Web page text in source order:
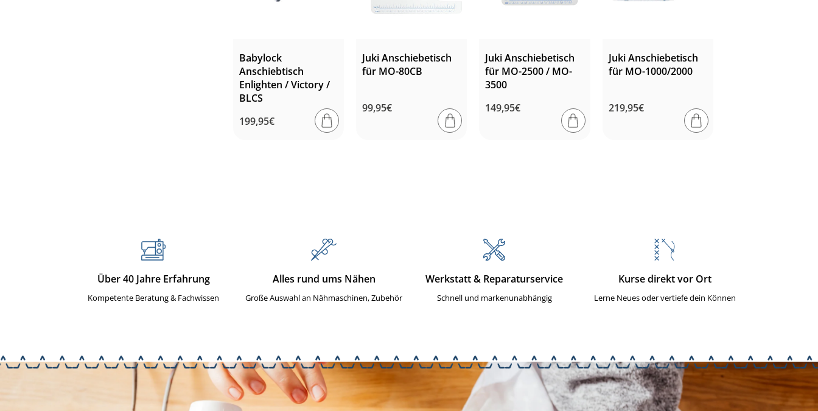
Babylock
Anschiebtisch
Enlighten / Victory /
BLCS
Normaler
199,95€
Juki Anschiebetisch
für MO-80CB
Normaler
99,95€
Juki Anschiebetisch
für MO-2500 / MO-
3500
Normaler
149,95€
Juki Anschiebetisch
für MO-1000/2000
Normaler
219,95€
Über 40 Jahre Erfahrung
Kompetente Beratung & Fachwissen
Alles rund ums Nähen
Große Auswahl an Nähmaschinen, Zubehör
Werkstatt & Reparaturservice
Schnell und markenunabhängig
Kurse direkt vor Ort
Lerne Neues oder vertiefe dein Können